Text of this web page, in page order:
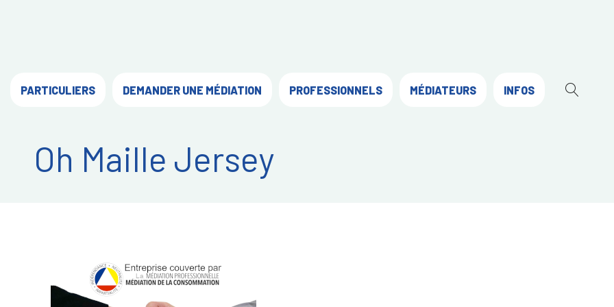
PARTICULIERS DEMANDER UNE MÉDIATION PROFESSIONNELS MÉDIATEURS INFOS
Oh Maille Jersey